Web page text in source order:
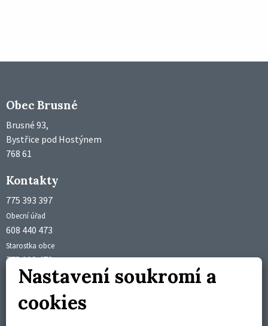
Obec Brusné
Brusné 93,
Bystřice pod Hostýnem
768 61
Kontakty
775 393 397
Obecní úřad
608 440 473
Starostka obce
775 992 473
Účetní obce
starosta@brusne.cz
Nastavení soukromí a
cookies